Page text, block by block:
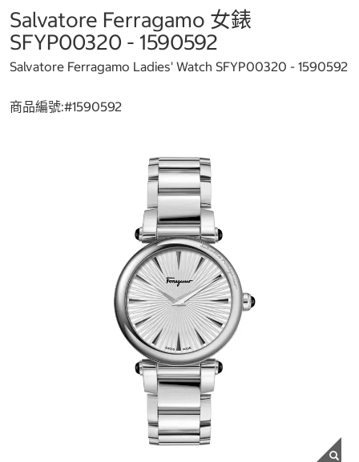
Salvatore Ferragamo 女錶
SFYP00320 - 1590592
Salvatore Ferragamo Ladies' Watch SFYP00320 - 1590592
商品編號:#1590592